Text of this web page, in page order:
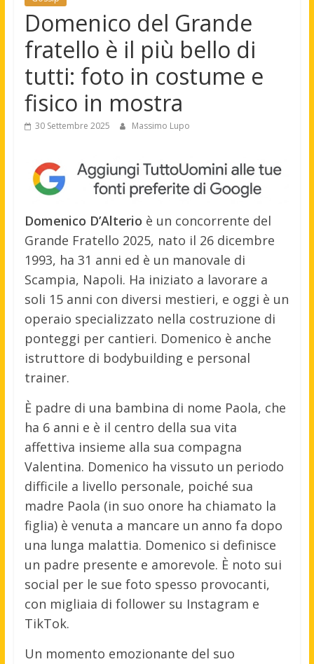
Domenico del Grande
fratello è il più bello di
tutti: foto in costume e
fisico in mostra
30 Settembre 2025 Massimo Lupo
Domenico D’Alterio è un concorrente del
Grande Fratello 2025, nato il 26 dicembre
1993, ha 31 anni ed è un manovale di
Scampia, Napoli. Ha iniziato a lavorare a
soli 15 anni con diversi mestieri, e oggi è un
operaio specializzato nella costruzione di
ponteggi per cantieri. Domenico è anche
istruttore di bodybuilding e personal
trainer.
È padre di una bambina di nome Paola, che
ha 6 anni e è il centro della sua vita
affettiva insieme alla sua compagna
Valentina. Domenico ha vissuto un periodo
difficile a livello personale, poiché sua
madre Paola (in suo onore ha chiamato la
figlia) è venuta a mancare un anno fa dopo
una lunga malattia. Domenico si definisce
un padre presente e amorevole. È noto sui
social per le sue foto spesso provocanti,
con migliaia di follower su Instagram e
TikTok.
Un momento emozionante del suo